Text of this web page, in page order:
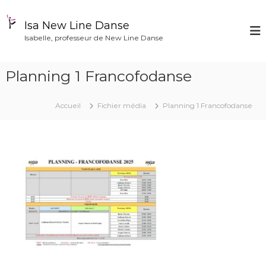
Isa New Line Danse
Isabelle, professeur de New Line Danse
Planning 1 Francofodanse
Accueil Fichier média Planning 1 Francofodanse